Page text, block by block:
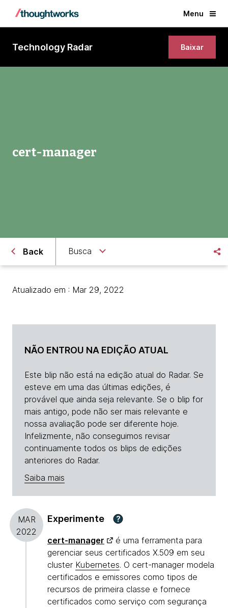
Menu
Technology Radar Baixar
cert-manager
Back Busca
Atualizado em : Mar 29, 2022
NÃO ENTROU NA EDIÇÃO ATUAL
Este blip não está na edição atual do Radar. Se
esteve em uma das últimas edições, é
provável que ainda seja relevante. Se o blip for
mais antigo, pode não ser mais relevante e
nossa avaliação pode ser diferente hoje.
Infelizmente, não conseguimos revisar
continuamente todos os blips de edições
anteriores do Radar.
Saiba mais
MAR
2022
Experimente ?
cert-manager
é uma ferramenta para
gerenciar seus certificados X.509 em seu
cluster Kubernetes. O cert-manager modela
certificados e emissores como tipos de
recursos de primeira classe e fornece
certificados como serviço com segurança